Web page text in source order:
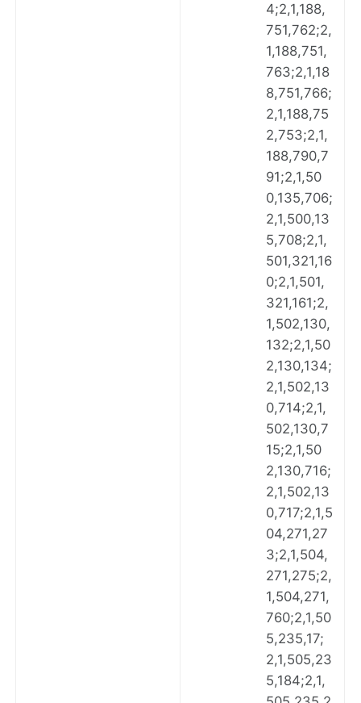
4;2,1,188,
751,762;2,
1,188,751,
763;2,1,18
8,751,766;
2,1,188,75
2,753;2,1,
188,790,7
91;2,1,50
0,135,706;
2,1,500,13
5,708;2,1,
501,321,16
0;2,1,501,
321,161;2,
1,502,130,
132;2,1,50
2,130,134;
2,1,502,13
0,714;2,1,
502,130,7
15;2,1,50
2,130,716;
2,1,502,13
0,717;2,1,5
04,271,27
3;2,1,504,
271,275;2,
1,504,271,
760;2,1,50
5,235,17;
2,1,505,23
5,184;2,1,